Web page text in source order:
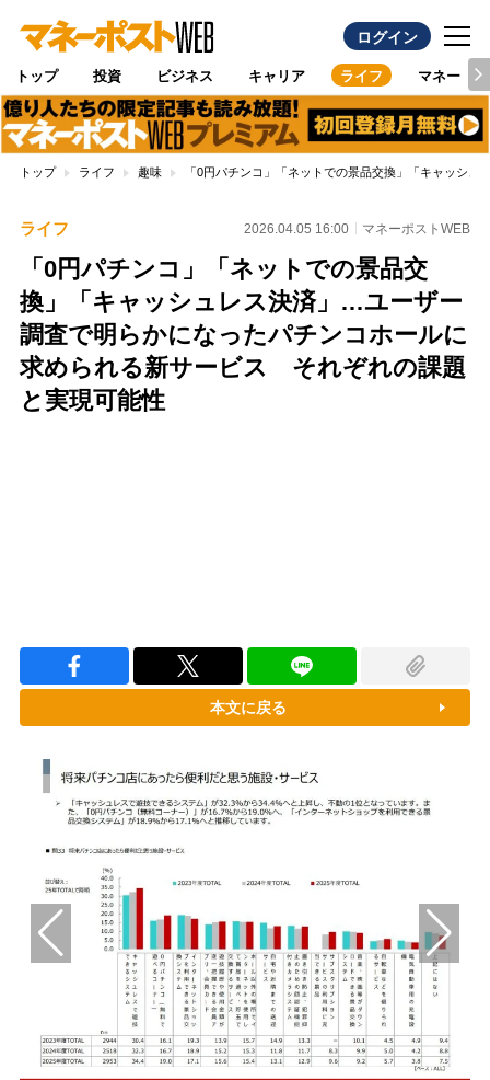
ログイン
トップ 投資 ビジネス キャリア ライフ マネー
トップ ライフ 趣味 「0円パチンコ」「ネットでの景品交換」「キャッシ
ライフ 2026.04.05 16:00 マネーポストWEB
「0円パチンコ」「ネットでの景品交
換」「キャッシュレス決済」…ユーザー
調査で明らかになったパチンコホールに
求められる新サービス それぞれの課題
と実現可能性
本文に戻る